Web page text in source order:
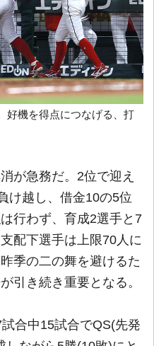
好機を得点につなげる、打
が急務だ。2位で迎え
け越し、借金10の5位
行わず、育成2選手と7
配下選手は上限70人に
季の二の舞を避けるた
引き続き重要となる。
合中15試合でQS(先発